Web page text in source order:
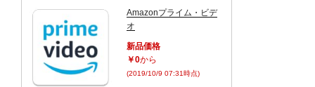
Amazonプライム・ビデ
オ
新品価格
￥0から
(2019/10/9 07:31時点)